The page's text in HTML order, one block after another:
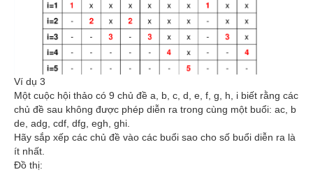
Ví dụ 3
Một cuộc hội thảo có 9 chủ đề a, b, c, d, e, f, g, h, i biết rằng các
chủ đề sau không được phép diễn ra trong cùng một buổi: ac, b
de, adg, cdf, dfg, egh, ghi.
Hãy sắp xếp các chủ đề vào các buổi sao cho số buổi diễn ra là
ít nhất.
Đồ thị: